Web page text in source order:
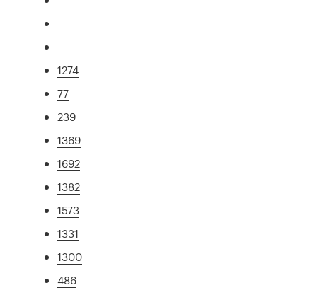
1274
77
239
1369
1692
1382
1573
1331
1300
486